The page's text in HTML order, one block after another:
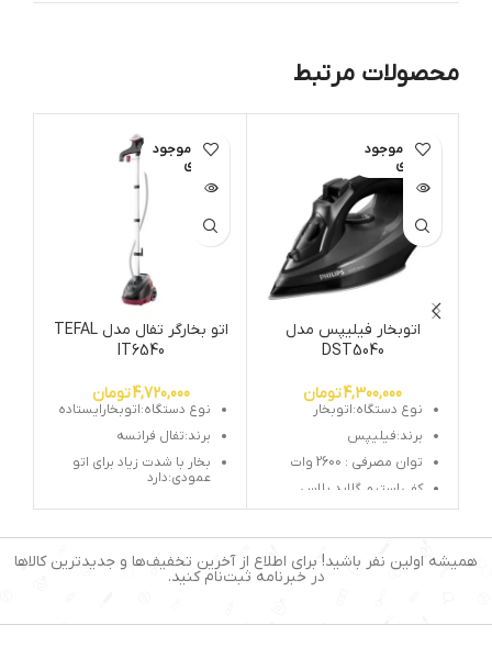
محصولات مرتبط
اتمام موجود
ی
اتوبخار فیلیپس مدل
DST5040
4,300,000تومان
نوع دستگاه:اتوبخار
برند:فیلیپس
توان مصرفی : 2600 وات
کفیاستیم گلاید پلاس
سیستم قطع کن خودکار
سیستم ضد چکه و رسوب
بخار لحظه ای ، پیوسته ،
اتمام موجود
ی
اتو بخارگر تفال مدل TEFAL
IT6540
4,720,000تومان
نوع دستگاه:اتوبخارایستاده
برند:تفال فرانسه
بخار با شدت زیاد برای اتو
عمودی:دارد
جمع شدن دستگاه برای
جابجایی راحت
همیشه اولین نفر باشید! برای اطلاع از آخرین تخفیف‌ها و جدیدترین کالاها
در خبرنامه ثبت‌نام کنید.